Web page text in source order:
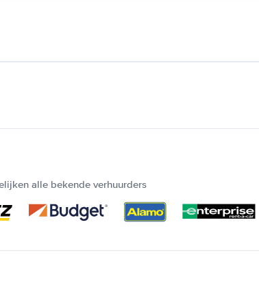
alle bekende verhuurders